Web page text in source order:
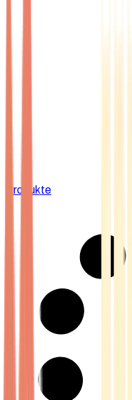
Produkte